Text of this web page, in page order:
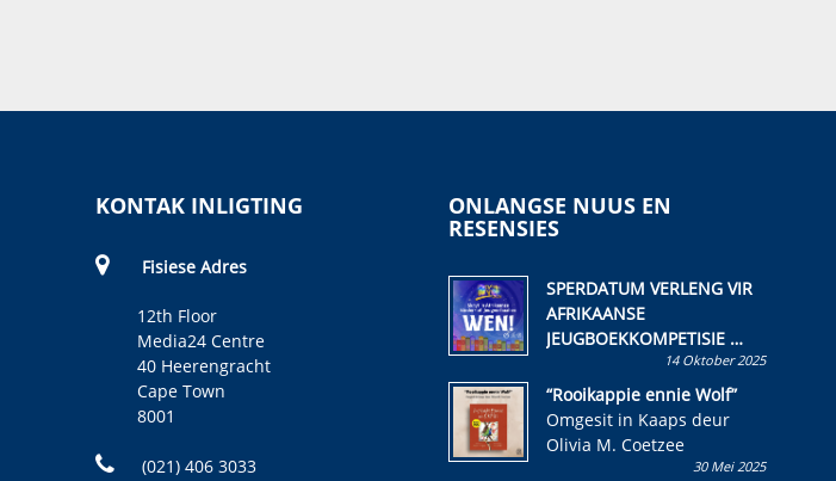
KONTAK INLIGTING
Fisiese Adres
12th Floor
Media24 Centre
40 Heerengracht
Cape Town
8001
(021) 406 3033
ONLANGSE NUUS EN
RESENSIES
SPERDATUM VERLENG VIR
AFRIKAANSE
JEUGBOEKKOMPETISIE
Skryf ’n jeugboek of
kinderboek en staan ’n
kans om R50 000 te wen!
14 Oktober 2025
“Rooikappie ennie Wolf”
Omgesit in Kaaps deur
Olivia M. Coetzee
30 Mei 2025